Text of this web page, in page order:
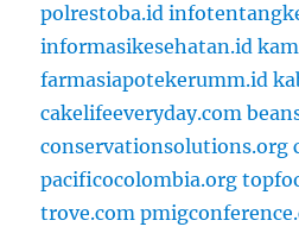
polrestoba.id
informasikesehatan.id
farmasiapotekerumm.id
cakelifeeveryday.com
conservationsolutions.org
pacificocolombia.org
trove.com